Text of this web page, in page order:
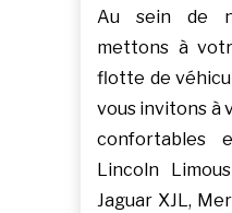
Au sein de
mettons à
flotte de
vous invitons à
confortables
Lincoln
Jaguar XJL,